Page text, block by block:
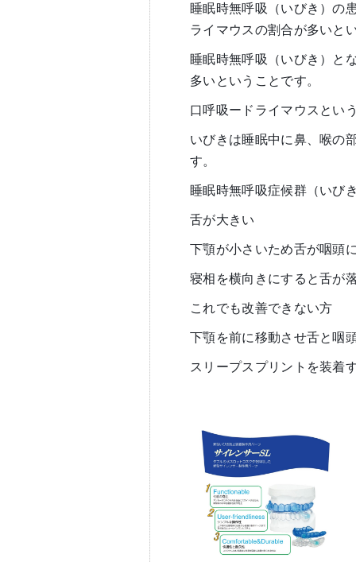
睡眠時無呼吸（いびき）の
ライマウスの割合が多いと
睡眠時無呼吸（いびき）と
多いということです。
口呼吸ードライマウスとい
いびきは睡眠中に鼻、喉の
す。
睡眠時無呼吸症候群（いび
舌が大きい
下顎が小さいため舌が咽頭
寝相を横向きにすると舌が
これでも改善できない方
下顎を前に移動させ舌と咽
スリープスプリントを装着